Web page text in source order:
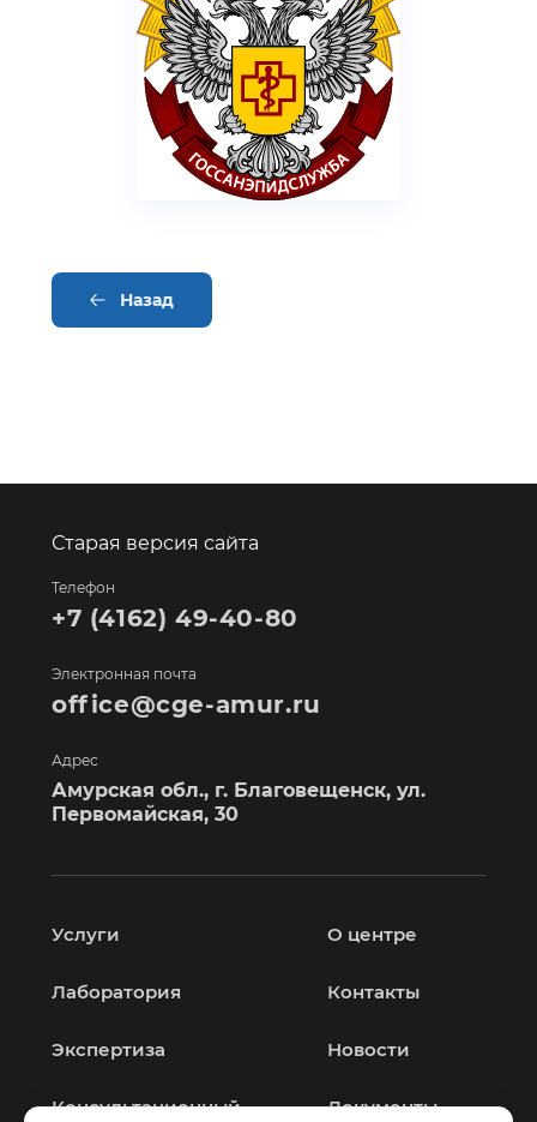
Назад
Старая версия сайта
Телефон
+7 (4162) 49-40-80
Электронная почта
office@cge-amur.ru
Адрес
Амурская обл., г. Благовещенск, ул.
Первомайская, 30
Услуги
Лаборатория
Экспертиза
Консультационный
О центре
Контакты
Новости
Документы